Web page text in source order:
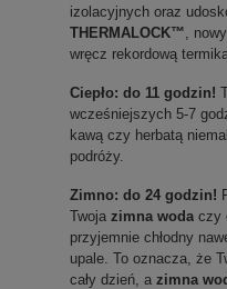
izolacyjnych oraz
THERMALOCK™ ,
wręcz rekordową
Ciepło: do 11 godzin!
wcześniejszych 5-7
kawą czy herbatą
podróży.
Zimno: do 24 godzin!
Twoja zimna woda czy
przyjemnie chłodny
upale. To oznacza, że
cały dzień, a zimna